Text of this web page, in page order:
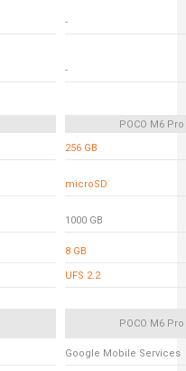
-
-
POCO M6 Pro
256 GB
microSD
1000 GB
8 GB
UFS 2.2
POCO M6 Pro
Google Mobile Services